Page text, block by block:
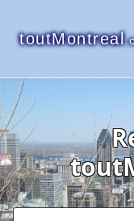
toutMontreal